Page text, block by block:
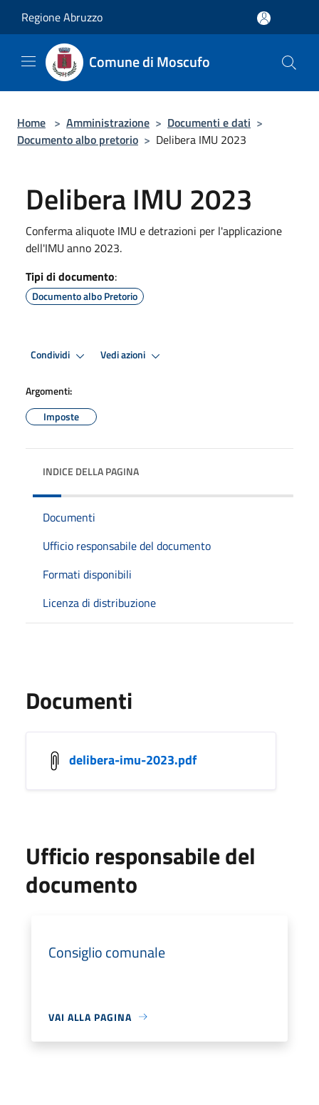
Regione Abruzzo
Comune di Moscufo
Home > Amministrazione > Documenti e dati >
Documento albo pretorio > Delibera IMU 2023
Delibera IMU 2023
Conferma aliquote IMU e detrazioni per l'applicazione
dell'IMU anno 2023.
Tipi di documento:
Documento albo Pretorio
Condividi Vedi azioni
Argomenti:
Imposte
INDICE DELLA PAGINA
Documenti
Ufficio responsabile del documento
Formati disponibili
Licenza di distribuzione
Documenti
delibera-imu-2023.pdf
Ufficio responsabile del
documento
Consiglio comunale
VAI ALLA PAGINA